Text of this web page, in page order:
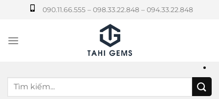
dung
090.11.66.555 – 098.33.22.848 – 094.33.22.848